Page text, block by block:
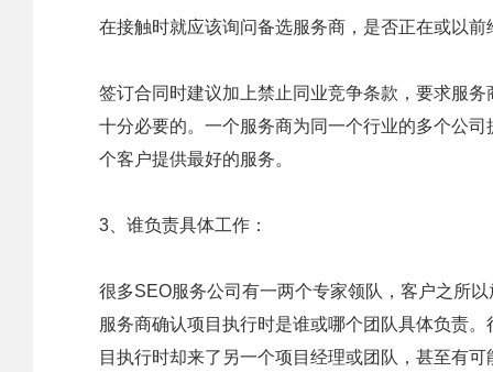
在接触时就应该询问备选服务商，是否正在或以
签订合同时建议加上禁止同业竞争条款，要求服
十分必要的。一个服务商为同一个行业的多个公
个客户提供最好的服务。
3、谁负责具体工作：
很多SEO服务公司有一两个专家领队，客户之所
服务商确认项目执行时是谁或哪个团队具体负责
目执行时却来了另一个项目经理或团队，甚至有